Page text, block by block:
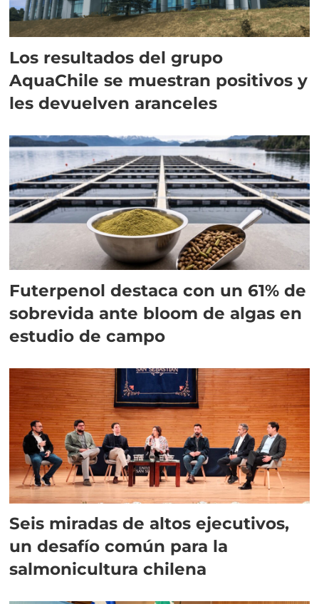
Los resultados del grupo
AquaChile se muestran positivos y
les devuelven aranceles
Futerpenol destaca con un 61% de
sobrevida ante bloom de algas en
estudio de campo
Seis miradas de altos ejecutivos,
un desafío común para la
salmonicultura chilena